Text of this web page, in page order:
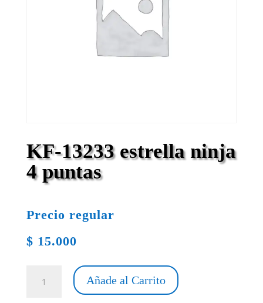
KF-13233 estrella ninja
4 puntas
Precio regular
$ 15.000
13233
Añade al Carrito